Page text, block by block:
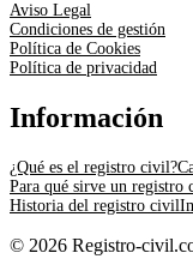
Aviso Legal
Condiciones de gestión
Política de Cookies
Política de privacidad
Información
¿Qué es el registro civil?
Para qué sirve un registro
Historia del registro civil
© 2026 Registro-